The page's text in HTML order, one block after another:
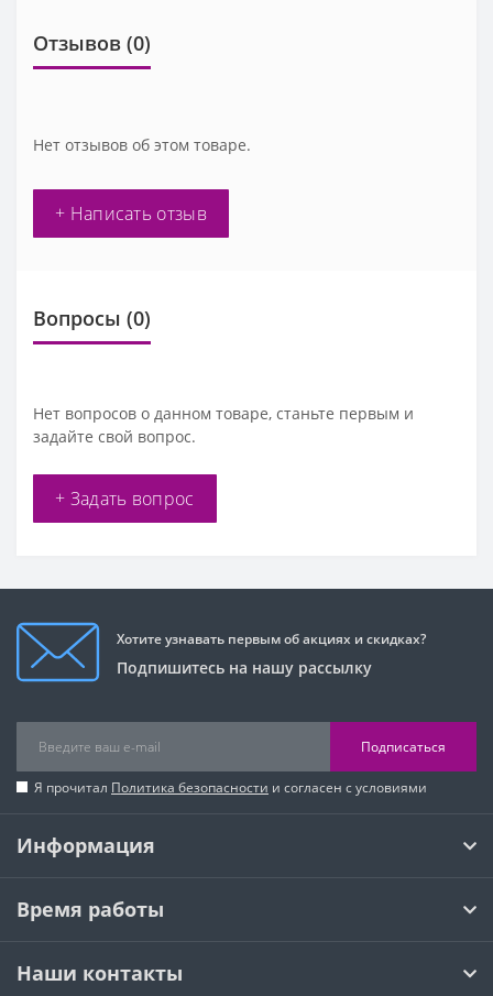
Отзывов (0)
Нет отзывов об этом товаре.
+ Написать отзыв
Вопросы (0)
Нет вопросов о данном товаре, станьте первым и
задайте свой вопрос.
+ Задать вопрос
Хотите узнавать первым об акциях и скидках?
Подпишитесь на нашу рассылку
Подписаться
Я прочитал Политика безопасности и согласен с условиями
Информация
Время работы
Наши контакты